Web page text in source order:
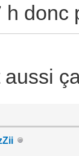
h donc
aussi